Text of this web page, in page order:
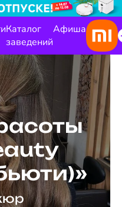
Каталог
заведений
Афиша